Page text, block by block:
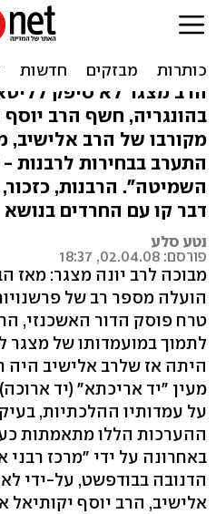
נאמן בית הרב
הורץ בגלל
הרב מצגר לא סיפק
בהונגריה, חשף הרב
מקורבו של הרב אלישיב,
התערב בבחירות לרבנות
השמיטה". הרבנות,
דבר קו עם החרדים בנושא
נטע סלע
פורסם: 02.04.08, 18:37
מבוכה לרב יונה מצגר: מאז
הועלה מספר רב של
טרח פוסק הדור האשכנזי,
לתמוך במועמדותו של
היתה אז שלרב אלישיב היה
מעין "יד אריכתא" (יד
על עמדותיו ההלכתיות,
ההערכות הללו מתאמתות
באחרונה על ידי "מרכז רבני
הדנובה בבודפשט, על-ידי
אלישיב, הרב יוסף